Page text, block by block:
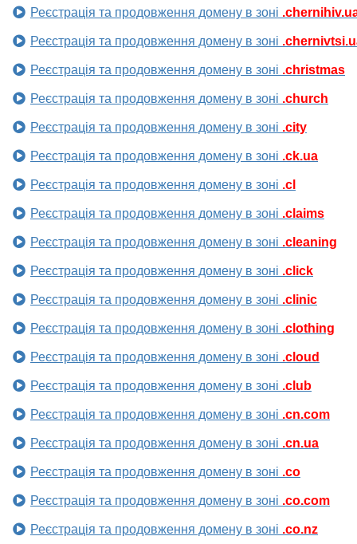
Реєстрація та продовження домену в зоні
Реєстрація та продовження домену в зоні
Реєстрація та продовження домену в зоні .christmas
Реєстрація та продовження домену в зоні .church
Реєстрація та продовження домену в зоні .city
Реєстрація та продовження домену в зоні .ck.ua
Реєстрація та продовження домену в зоні .cl
Реєстрація та продовження домену в зоні .claims
Реєстрація та продовження домену в зоні .cleaning
Реєстрація та продовження домену в зоні .click
Реєстрація та продовження домену в зоні .clinic
Реєстрація та продовження домену в зоні .clothing
Реєстрація та продовження домену в зоні .cloud
Реєстрація та продовження домену в зоні .club
Реєстрація та продовження домену в зоні .cn.com
Реєстрація та продовження домену в зоні .cn.ua
Реєстрація та продовження домену в зоні .co
Реєстрація та продовження домену в зоні .co.com
Реєстрація та продовження домену в зоні .co.nz